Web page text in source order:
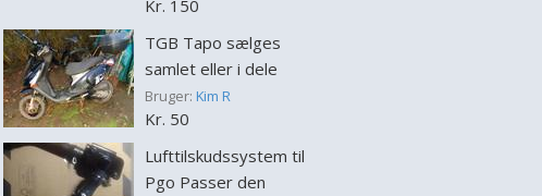
Kr. 150
TGB Tapo sælges
samlet eller i dele
Bruger: Kim R
Kr. 50
Lufttilskudssystem til
Pgo Passer den